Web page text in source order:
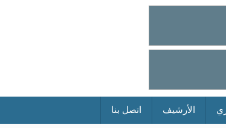
الأرشيف اتصل بنا